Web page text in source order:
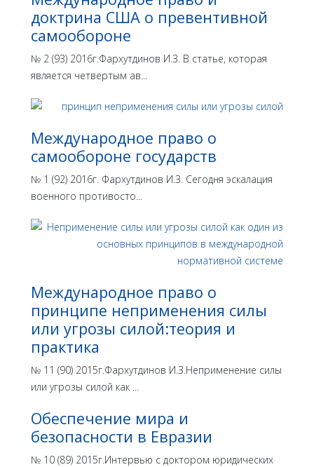
доктрина США о превентивной
самообороне
№ 2 (93) 2016г.Фархутдинов И.З. В статье, которая
является четвертым ав...
Международное право о
самообороне государств
№ 1 (92) 2016г. Фархутдинов И.З. Сегодня эскалация
военного противосто...
Международное право о
принципе неприменения силы
или угрозы силой:теория и
практика
№ 11 (90) 2015г.Фархутдинов И.З.Неприменение силы
или угрозы силой как ...
Обеспечение мира и
безопасности в Евразии
№ 10 (89) 2015г.Интервью с доктором юридических